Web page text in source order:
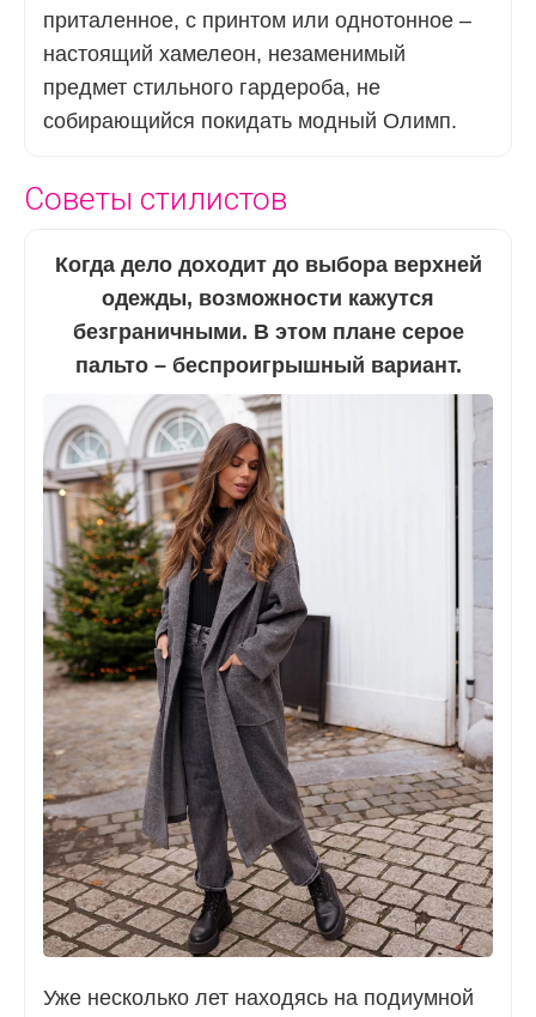
приталенное, с принтом или однотонное –
настоящий хамелеон, незаменимый
предмет стильного гардероба, не
собирающийся покидать модный Олимп.
Советы стилистов
Когда дело доходит до выбора верхней
одежды, возможности кажутся
безграничными. В этом плане серое
пальто – беспроигрышный вариант.
Уже несколько лет находясь на подиумной